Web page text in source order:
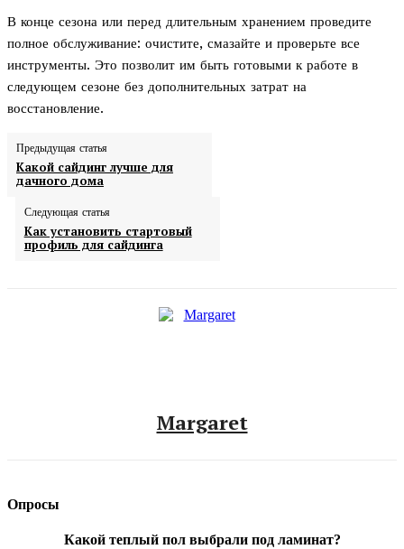
В конце сезона или перед длительным хранением проведите
полное обслуживание: очистите, смазайте и проверьте все
инструменты. Это позволит им быть готовыми к работе в
следующем сезоне без дополнительных затрат на
восстановление.
Предыдущая статья
Какой сайдинг лучше для
дачного дома
Следующая статья
Как установить стартовый
профиль для сайдинга
Margaret
Опросы
Какой теплый пол выбрали под ламинат?